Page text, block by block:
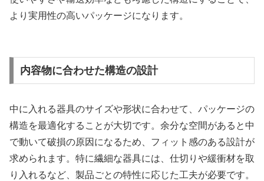
より実用性の高いパッケージになります。
内容物に合わせた構造の設計
中に入れる器具のサイズや形状に合わせて、パッケージの
構造を最適化することが大切です。余分な空間があると中
で動いて破損の原因になるため、フィット感のある設計が
求められます。特に繊細な器具には、仕切りや緩衝材を取
り入れるなど、製品ごとの特性に応じた工夫が必要です。